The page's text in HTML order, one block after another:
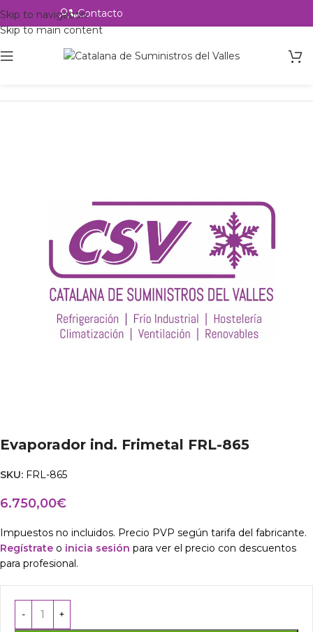
Skip to navigation
Skip to main content
Contacto
Evaporador ind. Frimetal FRL-865
SKU: FRL-865
6.750,00€
Impuestos no incluidos. Precio PVP según tarifa del fabricante.
Regístrate o inicia sesión para ver el precio con descuentos
para profesional.